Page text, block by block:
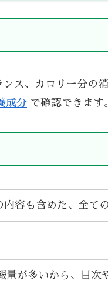
ス、カロリー分の
成分 で確認できます
内容も含めた、全て
量が多いから、目次